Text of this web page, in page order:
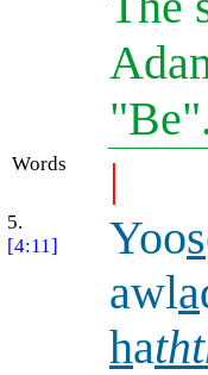
Words |
5.
[4:11]
Yoos
awla
ha